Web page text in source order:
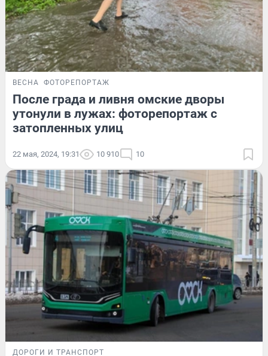
ВЕСНА ФОТОРЕПОРТАЖ
После града и ливня омские дворы
утонули в лужах: фоторепортаж с
затопленных улиц
22 мая, 2024, 19:31 10 910 10
ДОРОГИ И ТРАНСПОРТ